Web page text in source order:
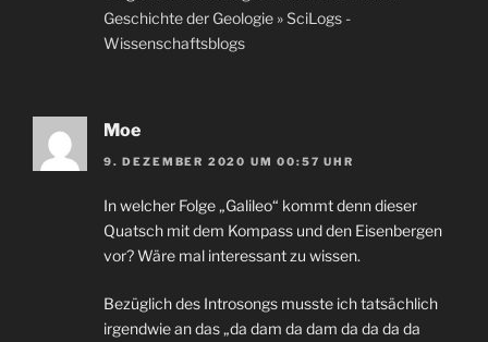
Geschichte der Geologie » SciLogs -
Wissenschaftsblogs
Moe
9. DEZEMBER 2020 UM 00:57 UHR
In welcher Folge „Galileo“ kommt denn dieser
Quatsch mit dem Kompass und den Eisenbergen
vor? Wäre mal interessant zu wissen.
Bezüglich des Introsongs musste ich tatsächlich
irgendwie an das „da dam da dam da da da da